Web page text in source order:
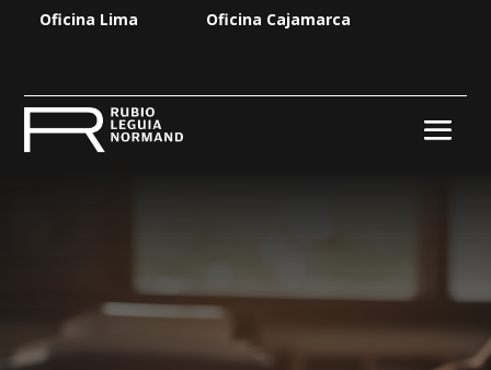
Oficina Lima Oficina Cajamarca